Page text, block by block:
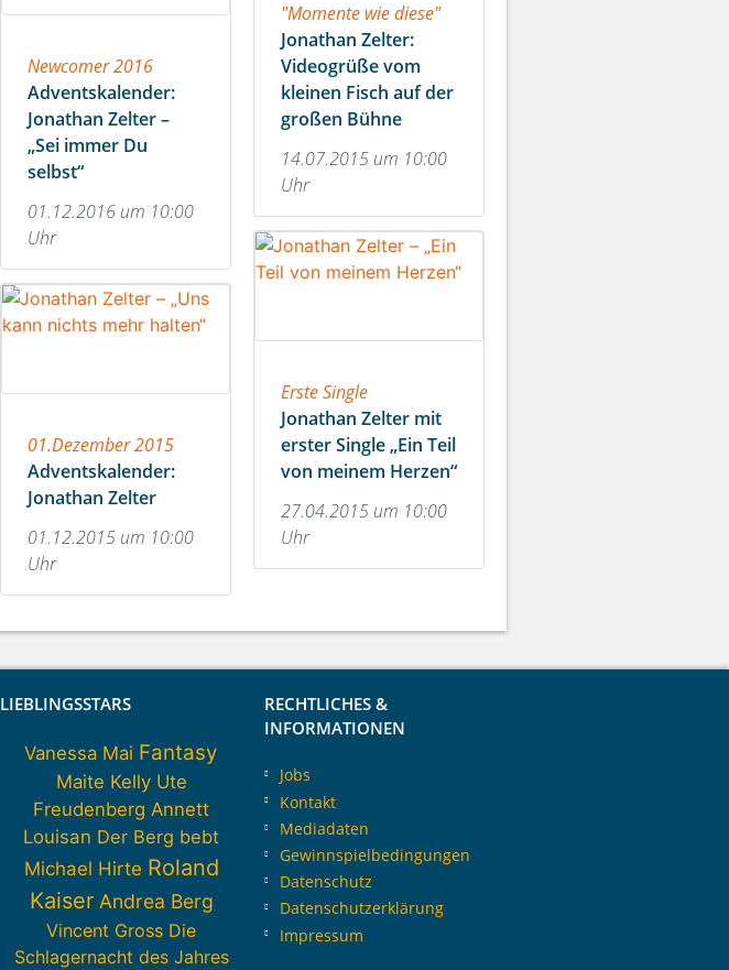
Newcomer 2016
Adventskalender:
Jonathan Zelter –
„Sei immer Du
selbst“
01.12.2016 um 10:00
Uhr
01.Dezember 2015
Adventskalender:
Jonathan Zelter
01.12.2015 um 10:00
Uhr
"Momente wie diese"
Jonathan Zelter:
Videogrüße vom
kleinen Fisch auf der
großen Bühne
14.07.2015 um 10:00
Uhr
Erste Single
Jonathan Zelter mit
erster Single „Ein Teil
von meinem Herzen“
27.04.2015 um 10:00
Uhr
LIEBLINGSSTARS
Vanessa Mai Fantasy
Maite Kelly Ute
Freudenberg Annett
Louisan Der Berg bebt
Michael Hirte Roland
Kaiser Andrea Berg
Vincent Gross Die
Schlagernacht des Jahres
RECHTLICHES &
INFORMATIONEN
Jobs
Kontakt
Mediadaten
Gewinnspielbedingungen
Datenschutz
Datenschutzerklärung
Impressum